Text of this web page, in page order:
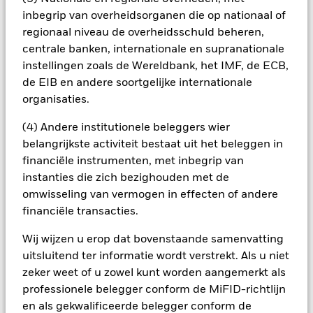
inbegrip van overheidsorganen die op nationaal of
regionaal niveau de overheidsschuld beheren,
centrale banken, internationale en supranationale
instellingen zoals de Wereldbank, het IMF, de ECB,
de EIB en andere soortgelijke internationale
organisaties.
(4) Andere institutionele beleggers wier
belangrijkste activiteit bestaat uit het beleggen in
financiële instrumenten, met inbegrip van
instanties die zich bezighouden met de
omwisseling van vermogen in effecten of andere
financiële transacties.
Wij wijzen u erop dat bovenstaande samenvatting
uitsluitend ter informatie wordt verstrekt. Als u niet
zeker weet of u zowel kunt worden aangemerkt als
professionele belegger conform de MiFID-richtlijn
en als gekwalificeerde belegger conform de
andere aandelenklassen in het fonds betekenen. De
beheermaatschappij van het fonds waarborgt dat er
geschikte procedures worden gebruikt om het
besmettingsrisico voor andere aandelenklassen te
minimaliseren. Via het uitklapvakje direct onder de naam van
het fonds, kunt u een lijst van alle aandelenklassen in het
fonds bekijken – aandelenklassen met valutahedging worden
aandelenklasse. Daarnaast is een volledige lijst van alle
aandelenklassen met valutahedging op aanvraag
In de mate waarin het Fonds effecten uitleent om zijn kosten
te reduceren, ontvangt het Fonds 62,5% van de hiermee
verdeling van opbrengsten uit effectenleningen de
Toon minder